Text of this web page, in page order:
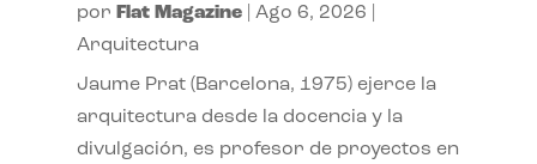
por Flat Magazine| Ago 6, 2026
Arquitectura
Jaume Prat (Barcelona, 1975) ejerce la
arquitectura desde la docencia y la
divulgación, es profesor de proyectos en